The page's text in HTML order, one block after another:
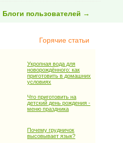
Блоги пользователей →
Горячие статьи
Укропная вода для
новорождённого: как
приготовить в домашних
условиях
Что приготовить на
детский день рождения -
меню праздника
Почему грудничок
высовывает язык?